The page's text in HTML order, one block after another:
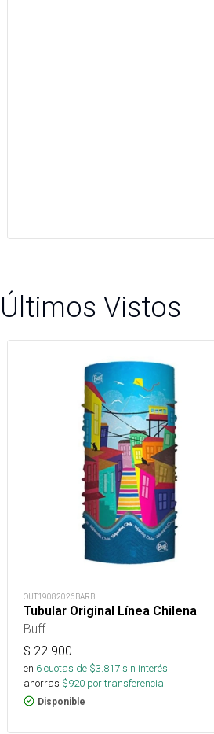
Últimos Vistos
OUT19082026BARB
Tubular Original Línea Chilena
Buff
$ 22.900
en 6cuotas de $3.817sin interés
ahorras $920 por transferencia.
Disponible